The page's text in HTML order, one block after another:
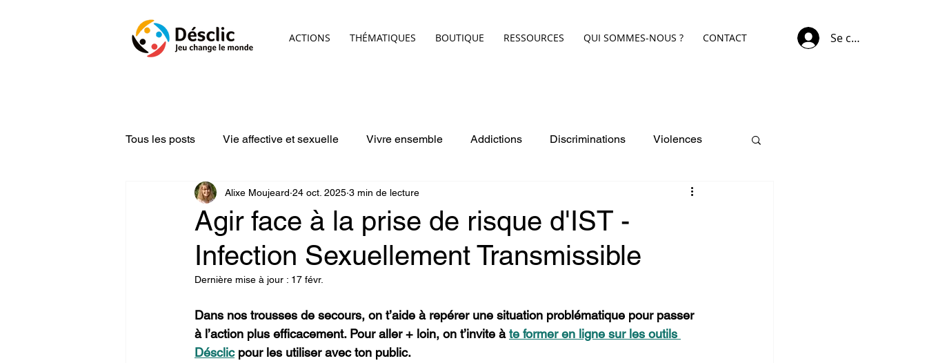
ACTIONS THÉMATIQUES BOUTIQUE RESSOURCES QUI SOMMES-NOUS ? CONTACT Se connecter
Tous les posts Vie affective et sexuelle Vivre ensemble Addictions Discriminations Violences
Compétences psychosociales Santé Ludopédagogie
Agir face à la prise de risque d'IST -
Infection Sexuellement Transmissible
Alixe Moujeard 24 oct. 2025 3 min de lecture
Dernière mise à jour : 17 févr.
Dans nos trousses de secours, on t’aide à repérer une situation problématique pour passer
à l’action plus efficacement. Pour aller + loin, on t’invite à te former en ligne sur les outils
Désclic pour les utiliser avec ton public.